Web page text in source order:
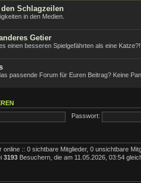
Schlagzeilen
in den Medien.
Getier
einen besseren Spielgefährten als eine
passende Forum für Euren Beitrag? Keine
Passwort:
online :: 0 sichtbare Mitglieder, 0 unsichtbare
3193 Besuchern, die am 11.05.2026, 03:54